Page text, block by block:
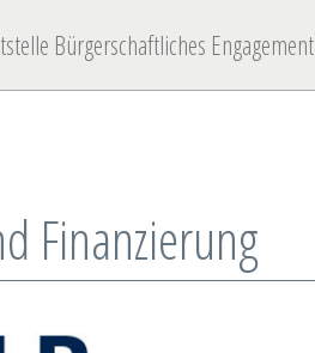
Bürgerschaftliches Engagement
Finanzierung